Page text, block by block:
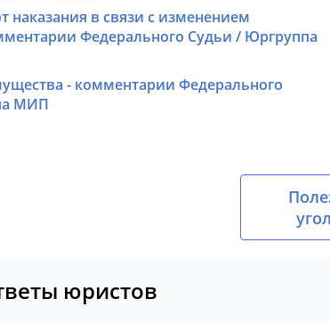
наказания в связи с изменением
Федерального Судьи / Юргруппа
- комментарии Федерального
МИП
юристов